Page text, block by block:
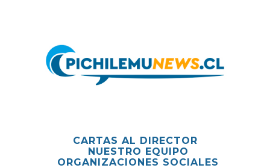
CARTAS AL DIRECTOR
NUESTRO EQUIPO
ORGANIZACIONES SOCIALES